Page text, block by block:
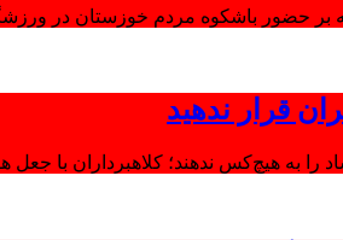
بر حضور باشکوه مردم خوزستان در
قرار ندهید
به هیچ‌کس ندهند؛ کلاهبرداران با